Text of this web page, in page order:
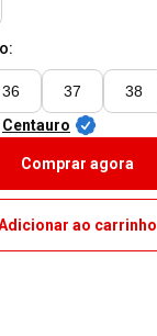
36 37 38
Centauro
Comprar agora
ao carrinho